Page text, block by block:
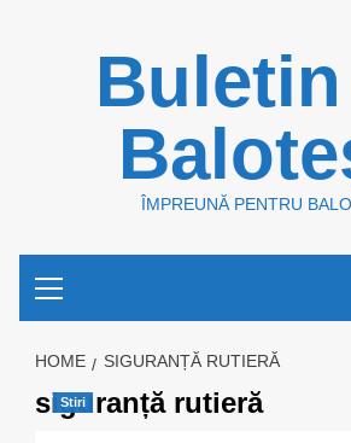
ÎMPREUNĂ PENTRU
Menu
HOME SIGURANȚĂ RUTIERĂ
siguranță rutieră
Stiri